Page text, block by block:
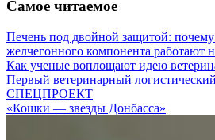
Самое читаемое
Печень под двойной защитой: почему
желчегонного компонента работают
Как ученые воплощают идею
Первый ветеринарный
СПЕЦПРОЕКТ
«Кошки — звезды Донбасса»